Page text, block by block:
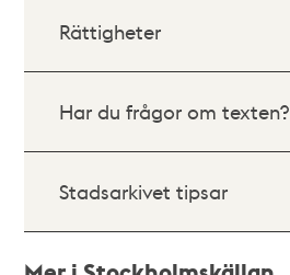
Rättigheter
Har du frågor om texten?
Stadsarkivet tipsar